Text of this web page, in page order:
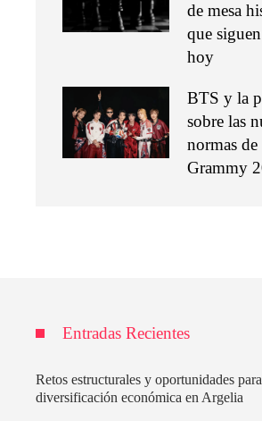
de mesa
que
hoy
BTS y la
sobre las
normas de
Grammy
Entradas Recientes
Retos estructurales y oportunidades
diversificación económica en Argelia